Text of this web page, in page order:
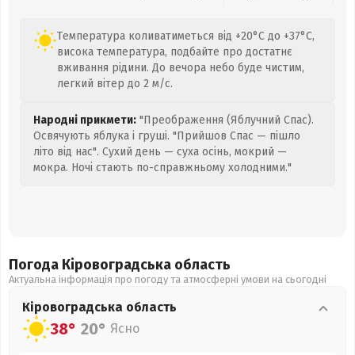
Температура коливатиметься від +20°C до +37°C,
висока температура, подбайте про достатнє
вживання рідини. До вечора небо буде чистим,
легкий вітер до 2 м/с.
Народні прикмети: "Преображення (Яблучний Спас).
Освячують яблука і груші. "Прийшов Спас — пішло
літо від нас". Сухий день — суха осінь, мокрий —
мокра. Ночі стають по-справжньому холодними."
Погода Кіровоградська область
Актуальна інформація про погоду та атмосферні умови на сьогодні
Кіровоградська область
38° 20° Ясно